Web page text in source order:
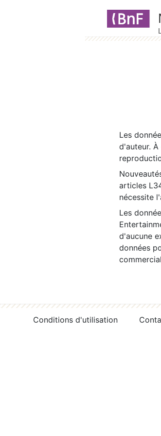
Les
d'auteur.
articles
nécessite
Les
d'aucune
données
Conditions d'utilisation